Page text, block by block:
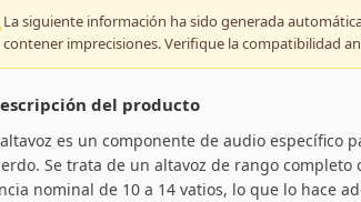
La siguiente información ha sido generada
contener imprecisiones. Verifique la compatibilidad
del producto
es un componente de audio específico
Se trata de un altavoz de rango
nominal de 10 a 14 vatios, lo que lo hace